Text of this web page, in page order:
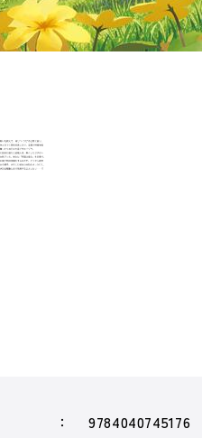
9784040745176